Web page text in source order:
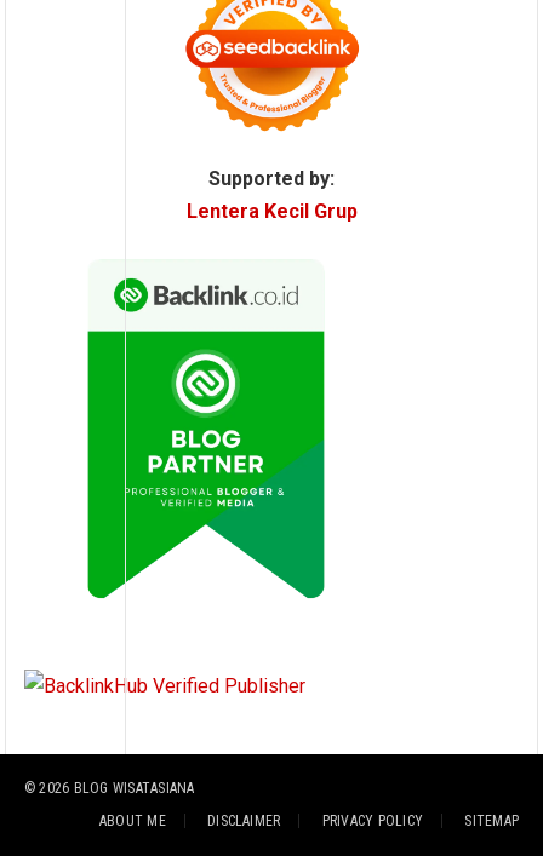
Supported by:
Lentera Kecil Grup
© 2026 BLOG WISATASIANA
ABOUT ME
DISCLAIMER PRIVACY POLICY SITEMAP